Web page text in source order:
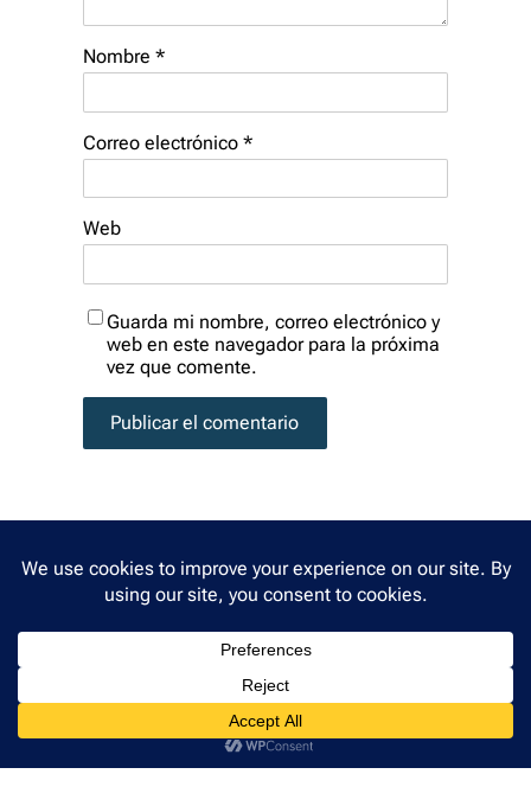
Nombre*
Correo electrónico*
Web
Guarda mi nombre, correo electrónico y
web en este navegador para la próxima
vez que comente.
© Copyright 2026. Todos los derechos reservados.
Behance LinkedIn
Política de privacidad•Términos y condiciones